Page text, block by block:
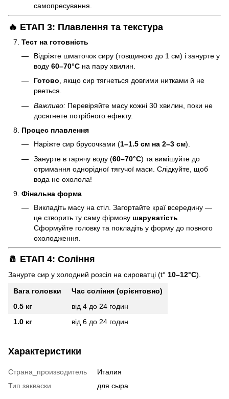
самопресування.
🔥 ЕТАП 3: Плавлення та текстура
Тест на готовність
Відріжте шматочок сиру (товщиною до 1 см) і занурте у
воду 60–70°C на пару хвилин.
Готово, якщо сир тягнеться довгими нитками й не
рветься.
Важливо: Перевіряйте масу кожні 30 хвилин, поки не
досягнете потрібного ефекту.
Процес плавлення
Наріжте сир брусочками (1–1.5 см на 2–3 см).
Занурте в гарячу воду (60–70°C) та вимішуйте до
отримання однорідної тягучої маси. Слідкуйте, щоб
вода не охолола!
Фінальна форма
Викладіть масу на стіл. Загортайте краї всередину —
це створить ту саму фірмову шаруватість
Сформуйте головку та покладіть у форму до повного
охолодження.
🧂 ЕТАП 4: Соління
Занурте сир у холодний розсіл на сироватці (t° 10–12°C).
Вага головки
Час соління (орієнтовно)
0.5 кг
від 4 до 24 годин
1.0 кг
від 6 до 24 годин
Характеристики
Страна_производитель
Италия
Тип закваски
для сыра